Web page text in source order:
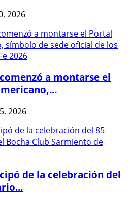
2026
a montarse el
2026
de la celebración del